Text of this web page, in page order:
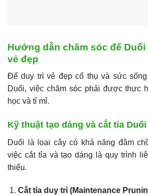
Hướng dẫn chăm sóc để
vẻ đẹp
Để duy trì vẻ đẹp cổ thụ và sức
Duối, việc chăm sóc phải được thực
học và tỉ mỉ.
Kỹ thuật tạo dáng và cắt tỉa
Duối là loại cây có khả năng đâm
việc cắt tỉa và tạo dáng là quy trình
thiếu.
Cắt tỉa duy trì (Maintenance